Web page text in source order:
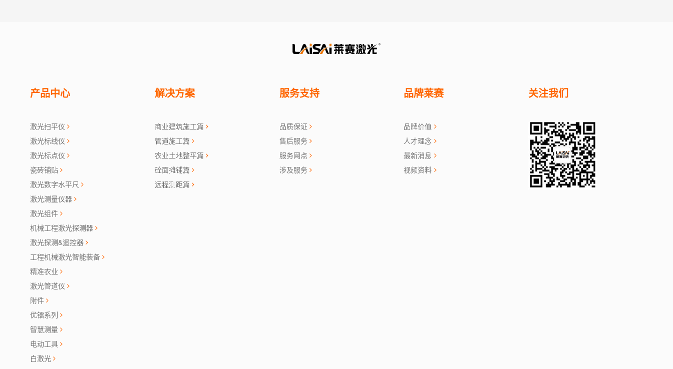
产品中心
激光扫平仪
激光标线仪
激光标点仪
瓷砖铺贴
激光数字水平尺
激光测量仪器
激光组件
机械工程激光探测器
激光探测&遥控器
工程机械激光智能装备
精准农业
激光管道仪
附件
优镭系列
智慧测量
电动工具
白激光
解决方案
商业建筑施工篇
管道施工篇
农业土地整平篇
砼面摊铺篇
远程测距篇
服务支持
品质保证
售后服务
服务网点
涉及服务
品牌莱赛
品牌价值
人才理念
最新消息
视频资料
关注我们